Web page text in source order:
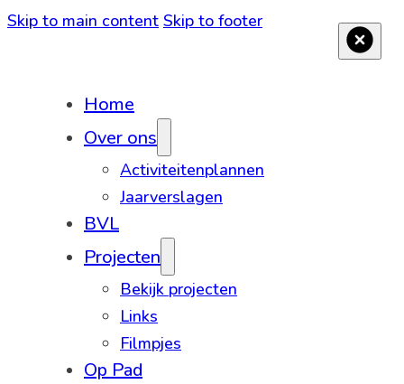
Skip to main content Skip to footer
Home
Over ons
Activiteitenplannen
Jaarverslagen
BVL
Projecten
Bekijk projecten
Links
Filmpjes
Op Pad